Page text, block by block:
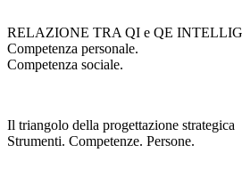
RELAZIONE TRA QI e QE
Competenza personale.
Competenza sociale.
Il triangolo della progettazione strategica
Strumenti. Competenze. Persone.